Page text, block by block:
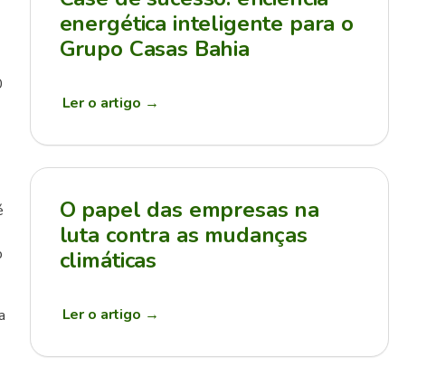
energética inteligente para o
Grupo Casas Bahia
Ler o artigo →
O papel das empresas na
luta contra as mudanças
climáticas
Ler o artigo →